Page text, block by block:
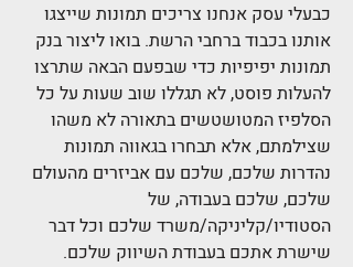
כבעלי עסק אנחנו צריכים תמונות שייצגו
אותנו בכבוד ברחבי הרשת. בואו ליצור בנק
תמונות יפיפיות כדי שבפעם הבאה שתרצו
להעלות פוסט, לא תגללו שוב שעות על כל
הסלפיז המטושטשים בתאורה לא משהו
שצילמתם, אלא תבחרו בגאווה תמונות
נהדרות שלכם, שלכם עם אביזרים מהעולם
שלכם, שלכם בעבודה, של
הסטודיו/קליניקה/משרד שלכם וכל דבר
שישרת אתכם בעבודת השיווק שלכם.